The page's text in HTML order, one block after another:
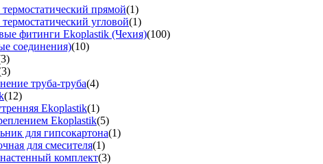
прямой(1)
угловой(1)
фитинги Ekoplastik (Чехия)(100)
соединения)(10)
труба-труба(4)
(12)
Ekoplastik(1)
Ekoplastik(5)
для гипсокартона(1)
для смесителя(1)
комплект(3)